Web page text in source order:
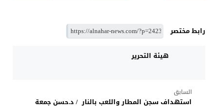
رابط مختصر
هيئة التحرير
السابق
استهداف سجن المطار واللعب بالنار / د.حسن جمعة